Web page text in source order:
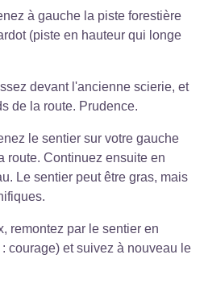
à gauche la piste forestière
(piste en hauteur qui longe
devant l'ancienne scierie, et
de la route. Prudence.
le sentier sur votre gauche
route. Continuez ensuite en
Le sentier peut être gras, mais
remontez par le sentier en
courage) et suivez à nouveau le